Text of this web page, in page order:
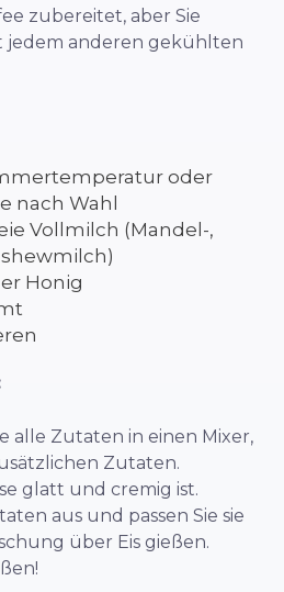
zubereitet, aber Sie
jedem anderen gekühlten
oder
nach Wahl
Vollmilch (Mandel-,
Honig
alle Zutaten in einen Mixer,
Zutaten.
glatt und cremig ist.
aus und passen Sie sie
über Eis gießen.